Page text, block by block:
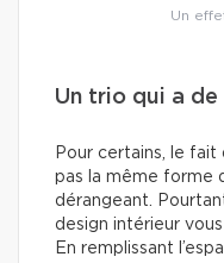
Un
Un trio qui a de
Pour certains, le
pas la même forme
dérangeant.
design intérieur vous
En remplissant